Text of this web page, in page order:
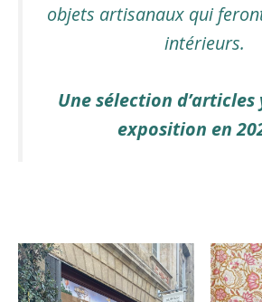
objets artisanaux qui
intérieurs.
Une sélection d’articles
exposition en